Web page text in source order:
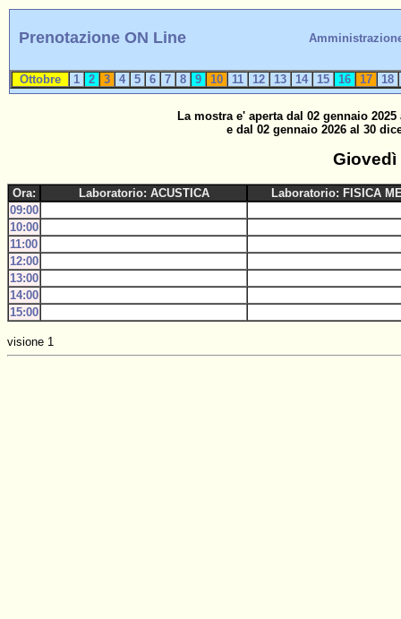
Prenotazione ON Line
Ottobre 1 2 3 4 5 6 7 8 9 10 11 12 13 14 15 16 17 18
La mostra e' aperta dal 02 gennaio
e dal 02 gennaio 2026 al 30
Giovedì
Ora: Laboratorio: ACUSTICA
Laboratorio: FISICA
09:00
10:00
11:00
12:00
13:00
14:00
15:00
visione 1